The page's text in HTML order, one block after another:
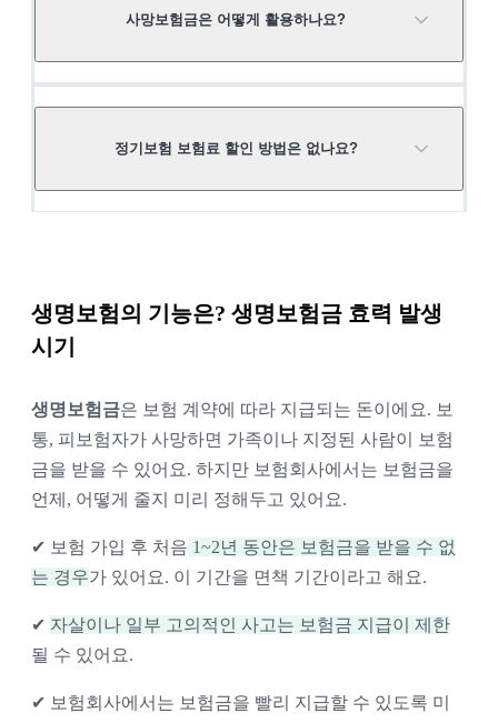
사망보험금은 어떻게 활용하나요?
유가족 생활비가 기본이고, 남은 대출 상환·장례
정기보험 보험료 할인 방법은 없나요?
요(비흡연·정상 혈압·정상 체중 등). 또 여러 보험
사를 비교하면 같은 보장도 더 싸게 가입할 수 있
어요.
생명보험의 기능은? 생명보험금 효력 발생
시기
생명보험금은 보험 계약에 따라 지급되는 돈이에요. 보
통, 피보험자가 사망하면 가족이나 지정된 사람이 보험
금을 받을 수 있어요. 하지만 보험회사에서는 보험금을
언제, 어떻게 줄지 미리 정해두고 있어요.
✔ 보험 가입 후 처음 1~2년 동안은 보험금을 받을 수 없
는 경우가 있어요. 이 기간을 면책 기간이라고 해요.
✔ 자살이나 일부 고의적인 사고는 보험금 지급이 제한
될 수 있어요.
✔ 보험회사에서는 보험금을 빨리 지급할 수 있도록 미